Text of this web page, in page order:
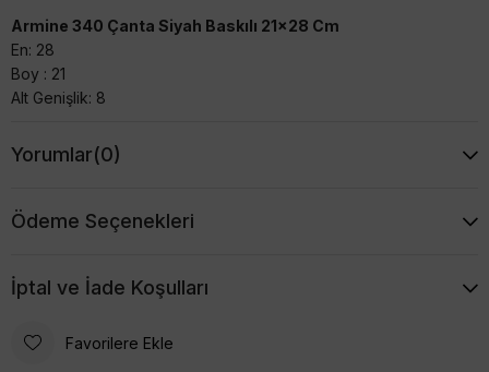
Armine 340 Çanta Siyah Baskılı 21x28 Cm
En: 28
Boy : 21
Alt Genişlik: 8
Yorumlar(0)
Ödeme Seçenekleri
İptal ve İade Koşulları
Favorilere Ekle